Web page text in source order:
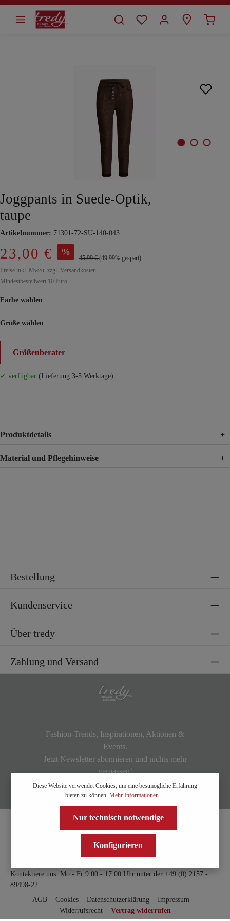
springen
Joggpants in Suede-Optik,
taupe
Artikelnummer: 71301-72-SU-140-043
23,00 € %
45,99 €(49.99% gespart)
Preise inkl. MwSt. zzgl. Versandkosten
Mindestbestellwert 10 Euro
Farbe wählen
Größe wählen
Größenberater
✓ verfügbar (Lieferung 3-5 Werktage)
Produktdetails +
Material und Pflegehinweise +
Bestellung
Kundenservice
Über tredy
Zahlung und Versand
Fashion-Trends, Inspirationen, Aktionen &
Events.
Jetzt Newsletter abonnieren und nichts mehr
verpassen!
Kontaktiere uns: Mo - Fr 9:00 - 17:00 Uhr unter der +49 (0) 2157 -
89498-22
AGB
Cookies Datenschutzerklärung
Impressum
Widerrufsrecht
Vertrag widerrufen
Diese Website verwendet Cookies, um eine bestmögliche Erfahrung
bieten zu können. Mehr Informationen ...
Nur technisch notwendige
Konfigurieren